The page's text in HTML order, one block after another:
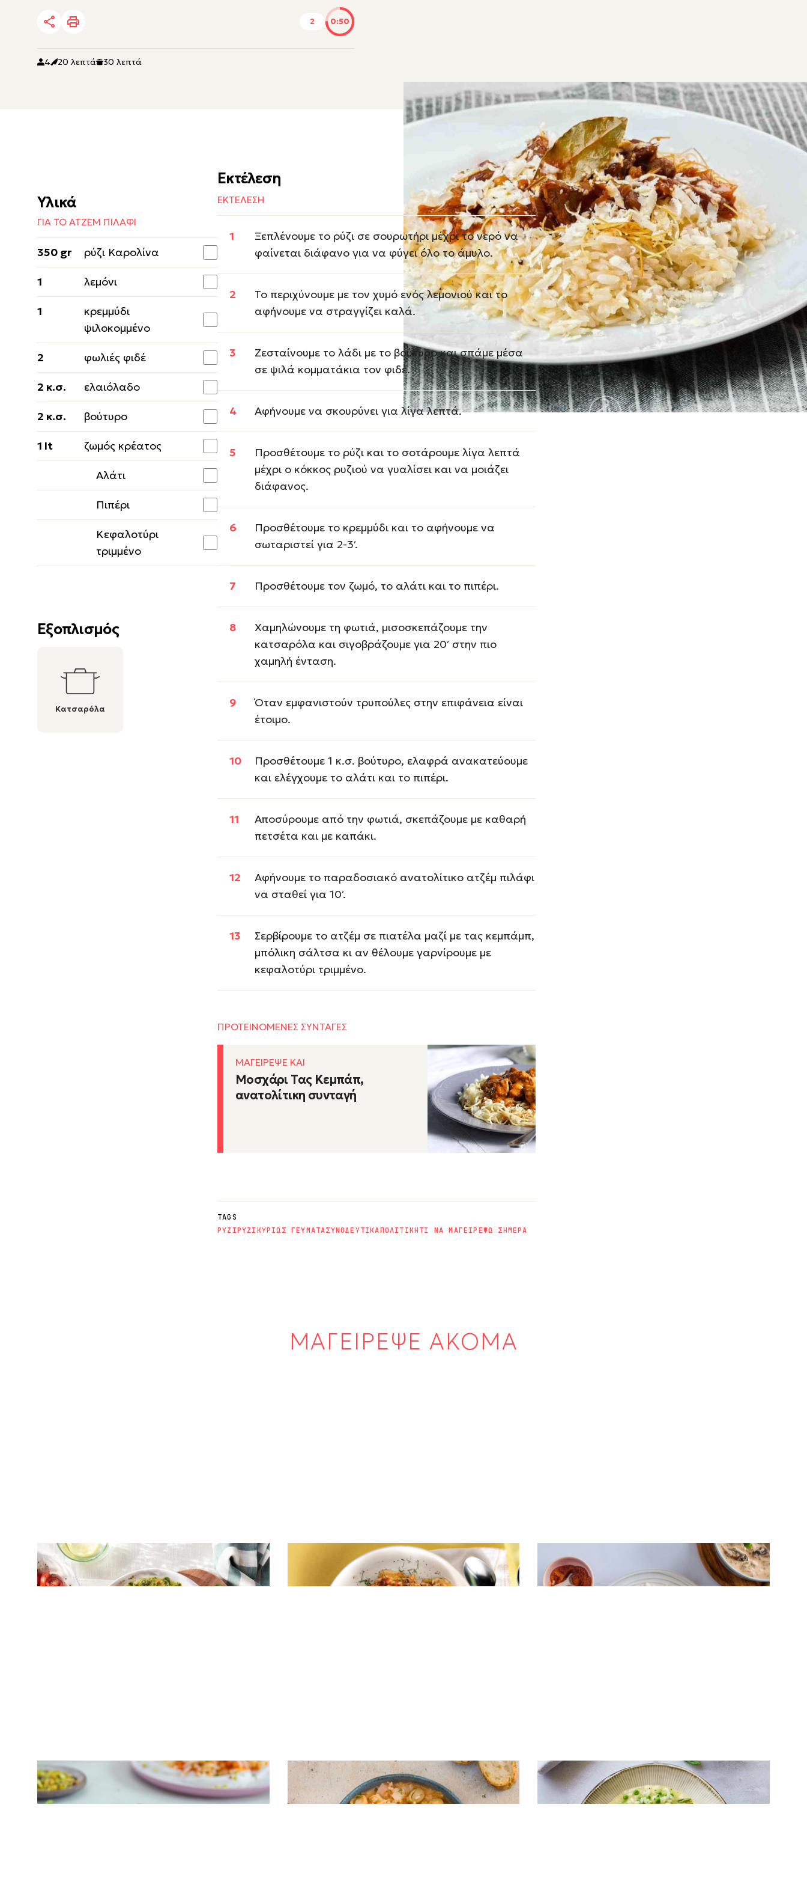
2 0:50
4 20 λεπτά 30 λεπτά
Υλικά
ΓΙΑ ΤΟ ΑΤΖΕΜ ΠΙΛΑΦΙ
350 gr ρύζι Καρολίνα
1 λεμόνι
1
κρεμμύδι
ψιλοκομμένο
2 φωλιές φιδέ
2 κ.σ. ελαιόλαδο
2 κ.σ. βούτυρο
1 lt ζωμός κρέατος
Αλάτι
Πιπέρι
Κεφαλοτύρι
τριμμένο
Εξοπλισμός
Κατσαρόλα
Εκτέλεση
ΕΚΤΕΛΕΣΗ
Ξεπλένουμε το ρύζι σε σουρωτήρι μέχρι το νερό να
φαίνεται διάφανο για να φύγει όλο το άμυλο.
Το περιχύνουμε με τον χυμό ενός λεμονιού και το
αφήνουμε να στραγγίζει καλά.
Ζεσταίνουμε το λάδι με το βούτυρο και σπάμε μέσα
σε ψιλά κομματάκια τον φιδέ.
Αφήνουμε να σκουρύνει για λίγα λεπτά.
Προσθέτουμε το ρύζι και το σοτάρουμε λίγα λεπτά
μέχρι ο κόκκος ρυζιού να γυαλίσει και να μοιάζει
διάφανος.
Προσθέτουμε το κρεμμύδι και το αφήνουμε να
σωταριστεί για 2-3′.
Προσθέτουμε τον ζωμό, το αλάτι και το πιπέρι.
Χαμηλώνουμε τη φωτιά, μισοσκεπάζουμε την
κατσαρόλα και σιγοβράζουμε για 20′ στην πιο
χαμηλή ένταση.
Όταν εμφανιστούν τρυπούλες στην επιφάνεια είναι
έτοιμο.
Προσθέτουμε 1 κ.σ. βούτυρο, ελαφρά ανακατεύουμε
και ελέγχουμε το αλάτι και το πιπέρι.
Αποσύρουμε από την φωτιά, σκεπάζουμε με καθαρή
πετσέτα και με καπάκι.
Αφήνουμε το παραδοσιακό ανατολίτικο ατζέμ πιλάφι
να σταθεί για 10′.
Σερβίρουμε το ατζέμ σε πιατέλα μαζί με τας κεμπάμπ,
μπόλικη σάλτσα κι αν θέλουμε γαρνίρουμε με
κεφαλοτύρι τριμμένο.
ΠΡΟΤΕΙΝΟΜΕΝΕΣ ΣΥΝΤΑΓΕΣ
ΜΑΓΕΙΡΕΨΕ ΚΑΙ
Μοσχάρι Τας Κεμπάπ,
ανατολίτικη συνταγή
TAGS
ΡΥΖΙΡΥΖΙΚΥΡΙΩΣ ΓΕΥΜΑΤΑΣΥΝΟΔΕΥΤΙΚΑΠΟΛΙΤΙΚΗΤΙ ΝΑ ΜΑΓΕΙΡΕΨΩ ΣΗΜΕΡΑ
ΜΑΓΕΙΡΕΨΕ ΑΚΟΜΑ
Φιλέτο στήθος κοτόπουλο με πέστο
βασιλικού
ΚΟΤΟΠΟΥΛΟ
Φασόλια με ρύζι​ και λαχανικά
Vegan λευκή σάλτσα με μανιτάρια και
ρύζι
Κόκκινες φακές με ρύζι και λαχανικά
ΑΛΜΥΡΑ
Πρασόρυζο κοκκινιστό
ΡΥΖΙ
Εύκολο ριζότο με φασολάκια, αρακά και
δυόσμο
ΡΥΖΙ